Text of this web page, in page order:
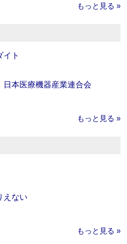
もっと見る »
ト
本医療機器産業連合会
もっと見る »
えない
もっと見る »